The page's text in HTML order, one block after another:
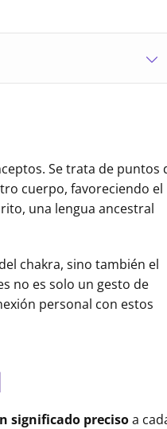
Se trata de puntos
cuerpo, favoreciendo el
una lengua ancestral
chakra, sino también el
no es solo un gesto de
personal con estos
significado precisoa